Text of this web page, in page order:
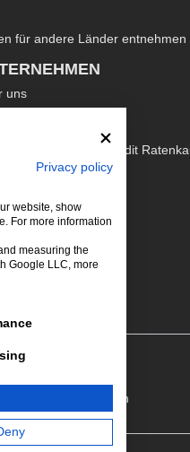
für andere Länder
uns
AGB EasyCredit
Auspuffklappen
Privacy policy
website, show
For more information
measuring the
Google LLC, more